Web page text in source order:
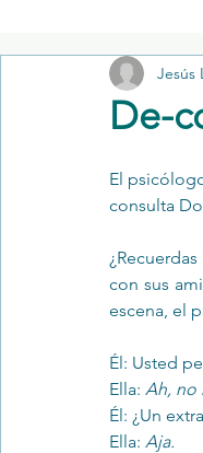
Salud Mental Perinatal
Promoción de la salud
De-
Jesús
El
consulta
con sus
escena, el
Él: Usted
Ella: Ah, no
Él: ¿Un
Ella: Aja.